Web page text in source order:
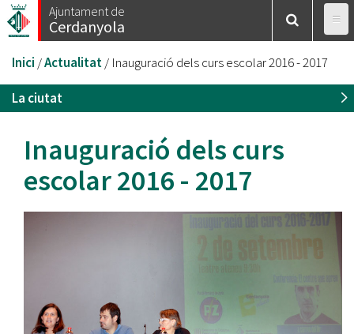
Vés
al
Ajuntament de
Cerdanyola
Esteu
aquí
Inici /Actualitat/ Inauguració dels curs escolar 2016 - 2017
La ciutat
Inauguració dels curs
escolar 2016 - 2017